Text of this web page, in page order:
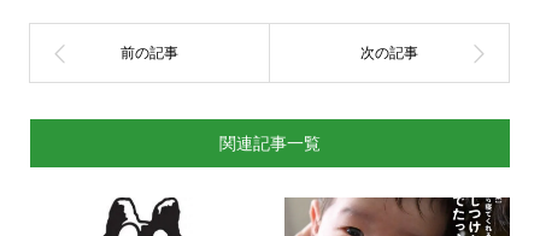
関連記事一覧